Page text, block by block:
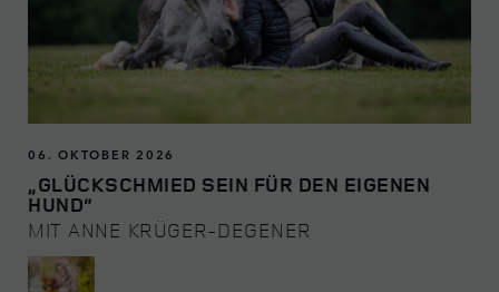
06. OKTOBER 2026
„GLÜCKSCHMIED SEIN FÜR DEN EIGENEN
HUND“
MIT ANNE KRÜGER-DEGENER